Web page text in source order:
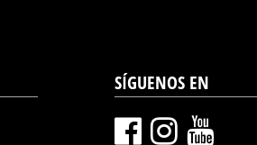
SÍGUENOS EN